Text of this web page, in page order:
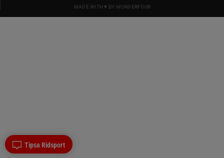
Tipsa Ridsport
MADE WITH ♥ BY WONDERFOUR